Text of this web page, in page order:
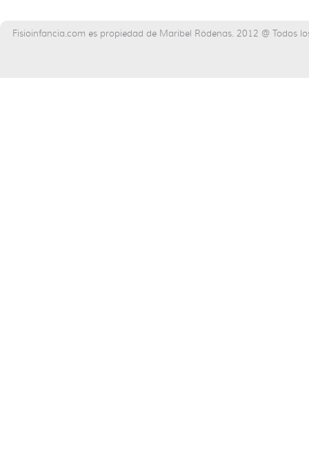
Fisioinfancia.com es propiedad de Maribel Ródenas. 2012 @ Todos